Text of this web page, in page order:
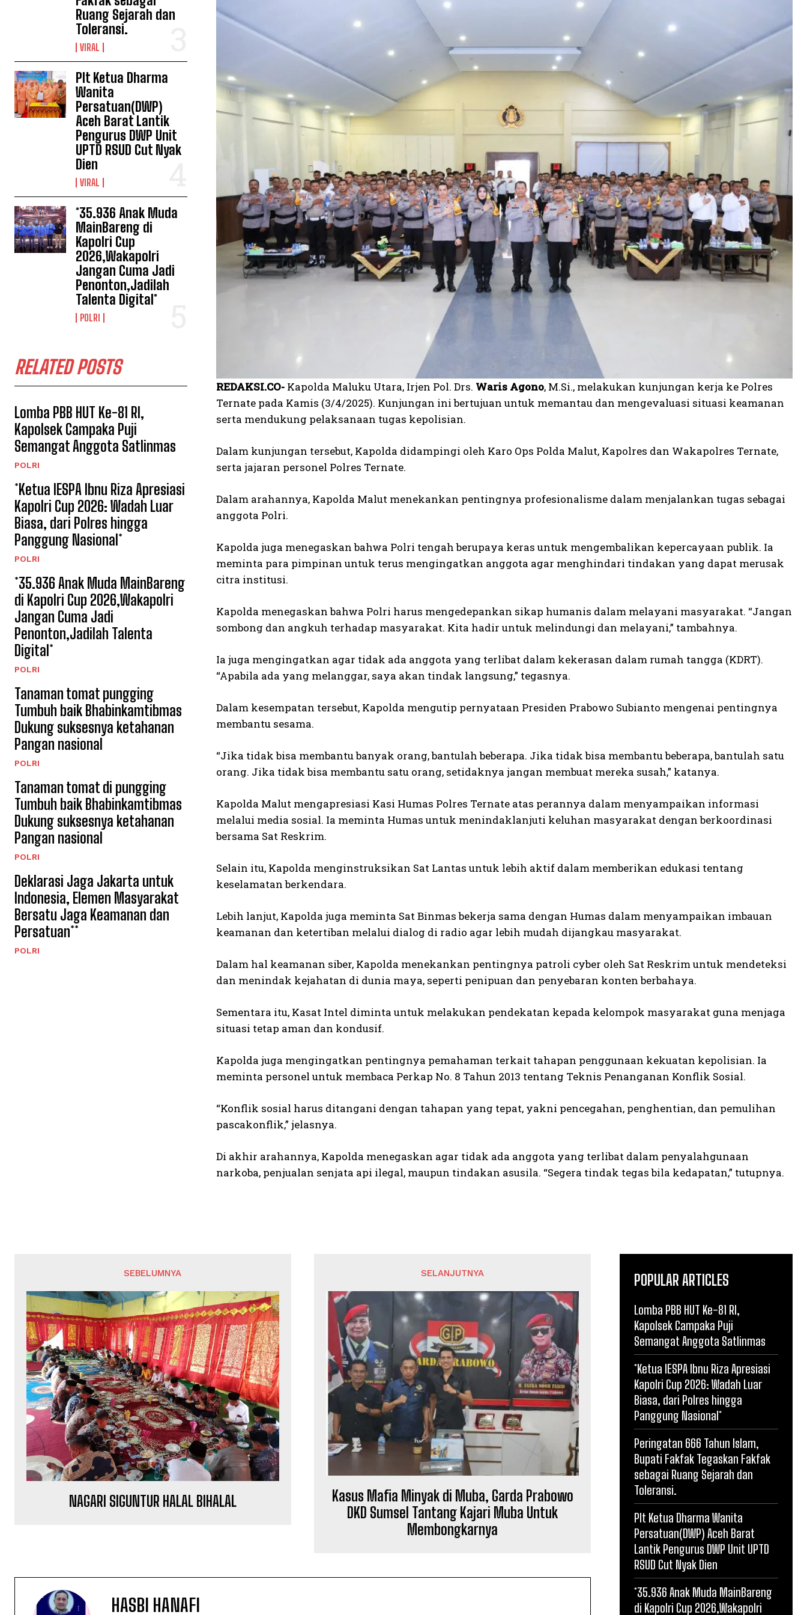
Ruang Sejarah dan
Toleransi.
VIRAL
Plt Ketua Dharma
Wanita
Persatuan(DWP)
Aceh Barat Lantik
Pengurus DWP Unit
UPTD RSUD Cut Nyak
Dien
VIRAL
*35.936 Anak Muda
MainBareng di
Kapolri Cup
2026,Wakapolri
Jangan Cuma Jadi
Penonton,Jadilah
Talenta Digital*
POLRI
RELATED POSTS
Lomba PBB HUT Ke-81 RI,
Kapolsek Campaka Puji
Semangat Anggota Satlinmas
POLRI
*Ketua IESPA Ibnu Riza Apresiasi
Kapolri Cup 2026: Wadah Luar
Biasa, dari Polres hingga
Panggung Nasional*
POLRI
*35.936 Anak Muda MainBareng
di Kapolri Cup 2026,Wakapolri
Jangan Cuma Jadi
Penonton,Jadilah Talenta
Digital*
POLRI
Tanaman tomat pungging
Tumbuh baik Bhabinkamtibmas
Dukung suksesnya ketahanan
Pangan nasional
POLRI
Tanaman tomat di pungging
Tumbuh baik Bhabinkamtibmas
Dukung suksesnya ketahanan
Pangan nasional
POLRI
Deklarasi Jaga Jakarta untuk
Indonesia, Elemen Masyarakat
Bersatu Jaga Keamanan dan
Persatuan**
POLRI
REDAKSI.CO- Kapolda Maluku Utara, Irjen Pol. Drs. Waris Agono, M.Si., melakukan kunjungan kerja ke Polres
Ternate pada Kamis (3/4/2025). Kunjungan ini bertujuan untuk memantau dan mengevaluasi situasi keamanan
serta mendukung pelaksanaan tugas kepolisian.
Dalam kunjungan tersebut, Kapolda didampingi oleh Karo Ops Polda Malut, Kapolres dan Wakapolres Ternate,
serta jajaran personel Polres Ternate.
Dalam arahannya, Kapolda Malut menekankan pentingnya profesionalisme dalam menjalankan tugas sebagai
anggota Polri.
Kapolda juga menegaskan bahwa Polri tengah berupaya keras untuk mengembalikan kepercayaan publik. Ia
meminta para pimpinan untuk terus mengingatkan anggota agar menghindari tindakan yang dapat merusak
citra institusi.
Kapolda menegaskan bahwa Polri harus mengedepankan sikap humanis dalam melayani masyarakat. “Jangan
sombong dan angkuh terhadap masyarakat. Kita hadir untuk melindungi dan melayani,” tambahnya.
Ia juga mengingatkan agar tidak ada anggota yang terlibat dalam kekerasan dalam rumah tangga (KDRT).
“Apabila ada yang melanggar, saya akan tindak langsung,” tegasnya.
Dalam kesempatan tersebut, Kapolda mengutip pernyataan Presiden Prabowo Subianto mengenai pentingnya
membantu sesama.
“Jika tidak bisa membantu banyak orang, bantulah beberapa. Jika tidak bisa membantu beberapa, bantulah satu
orang. Jika tidak bisa membantu satu orang, setidaknya jangan membuat mereka susah,” katanya.
Kapolda Malut mengapresiasi Kasi Humas Polres Ternate atas perannya dalam menyampaikan informasi
melalui media sosial. Ia meminta Humas untuk menindaklanjuti keluhan masyarakat dengan berkoordinasi
bersama Sat Reskrim.
Selain itu, Kapolda menginstruksikan Sat Lantas untuk lebih aktif dalam memberikan edukasi tentang
keselamatan berkendara.
Lebih lanjut, Kapolda juga meminta Sat Binmas bekerja sama dengan Humas dalam menyampaikan imbauan
keamanan dan ketertiban melalui dialog di radio agar lebih mudah dijangkau masyarakat.
Dalam hal keamanan siber, Kapolda menekankan pentingnya patroli cyber oleh Sat Reskrim untuk mendeteksi
dan menindak kejahatan di dunia maya, seperti penipuan dan penyebaran konten berbahaya.
Sementara itu, Kasat Intel diminta untuk melakukan pendekatan kepada kelompok masyarakat guna menjaga
situasi tetap aman dan kondusif.
Kapolda juga mengingatkan pentingnya pemahaman terkait tahapan penggunaan kekuatan kepolisian. Ia
meminta personel untuk membaca Perkap No. 8 Tahun 2013 tentang Teknis Penanganan Konflik Sosial.
“Konflik sosial harus ditangani dengan tahapan yang tepat, yakni pencegahan, penghentian, dan pemulihan
pascakonflik,” jelasnya.
Di akhir arahannya, Kapolda menegaskan agar tidak ada anggota yang terlibat dalam penyalahgunaan
narkoba, penjualan senjata api ilegal, maupun tindakan asusila. “Segera tindak tegas bila kedapatan,” tutupnya.
SEBELUMNYA
NAGARI SIGUNTUR HALAL BIHALAL
SELANJUTNYA
Kasus Mafia Minyak di Muba, Garda Prabowo
DKD Sumsel Tantang Kajari Muba Untuk
Membongkarnya
HASBI HANAFI
POPULAR ARTICLES
Lomba PBB HUT Ke-81 RI,
Kapolsek Campaka Puji
Semangat Anggota Satlinmas
*Ketua IESPA Ibnu Riza Apresiasi
Kapolri Cup 2026: Wadah Luar
Biasa, dari Polres hingga
Panggung Nasional*
Peringatan 666 Tahun Islam,
Bupati Fakfak Tegaskan Fakfak
sebagai Ruang Sejarah dan
Toleransi.
Plt Ketua Dharma Wanita
Persatuan(DWP) Aceh Barat
Lantik Pengurus DWP Unit UPTD
RSUD Cut Nyak Dien
*35.936 Anak Muda MainBareng
di Kapolri Cup 2026,Wakapolri